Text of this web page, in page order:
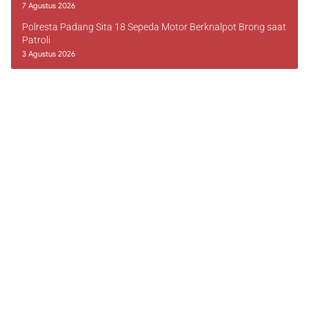
7 Agustus 2026
Polresta Padang Sita 18 Sepeda Motor Berknalpot Brong saat
Patroli
3 Agustus 2026